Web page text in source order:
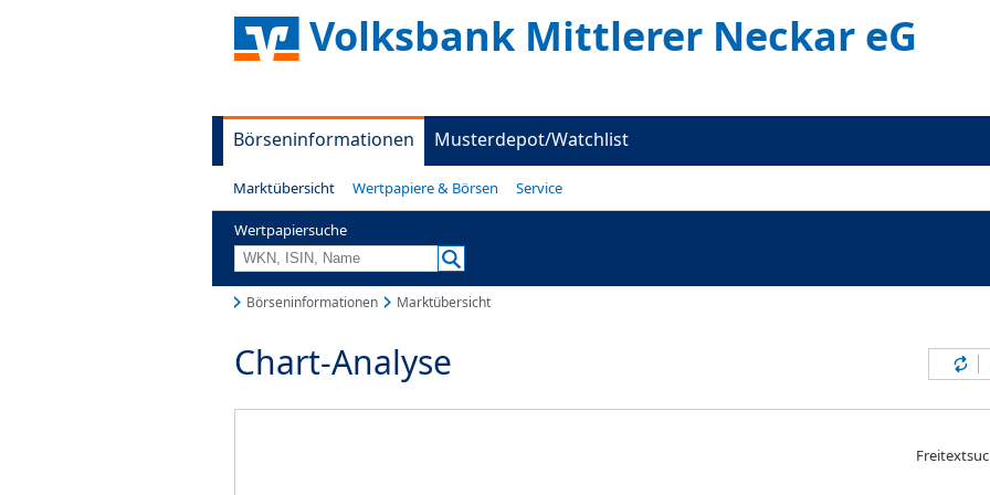
Volksbank Mittlerer Neckar eG
Börseninformationen Musterdepot/Watchlist
Marktübersicht Wertpapiere & Börsen Service
Wertpapiersuche
Börseninformationen Marktübersicht
Chart-Analyse